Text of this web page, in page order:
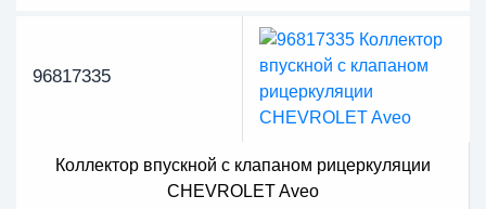
96817335
Коллектор впускной c клапаном рицеркуляции
CHEVROLET Aveo